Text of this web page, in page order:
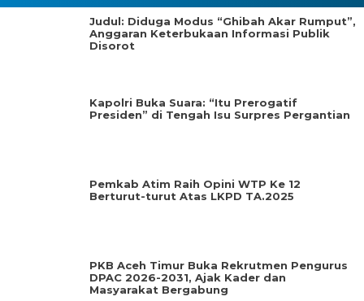
Judul: Diduga Modus “Ghibah Akar Rumput”,
Anggaran Keterbukaan Informasi Publik
Disorot
Kapolri Buka Suara: “Itu Prerogatif
Presiden” di Tengah Isu Surpres Pergantian
Pemkab Atim Raih Opini WTP Ke 12
Berturut-turut Atas LKPD TA.2025
PKB Aceh Timur Buka Rekrutmen Pengurus
DPAC 2026-2031, Ajak Kader dan
Masyarakat Bergabung